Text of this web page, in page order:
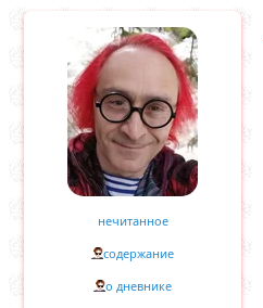
нечитанное
содержание
о дневнике